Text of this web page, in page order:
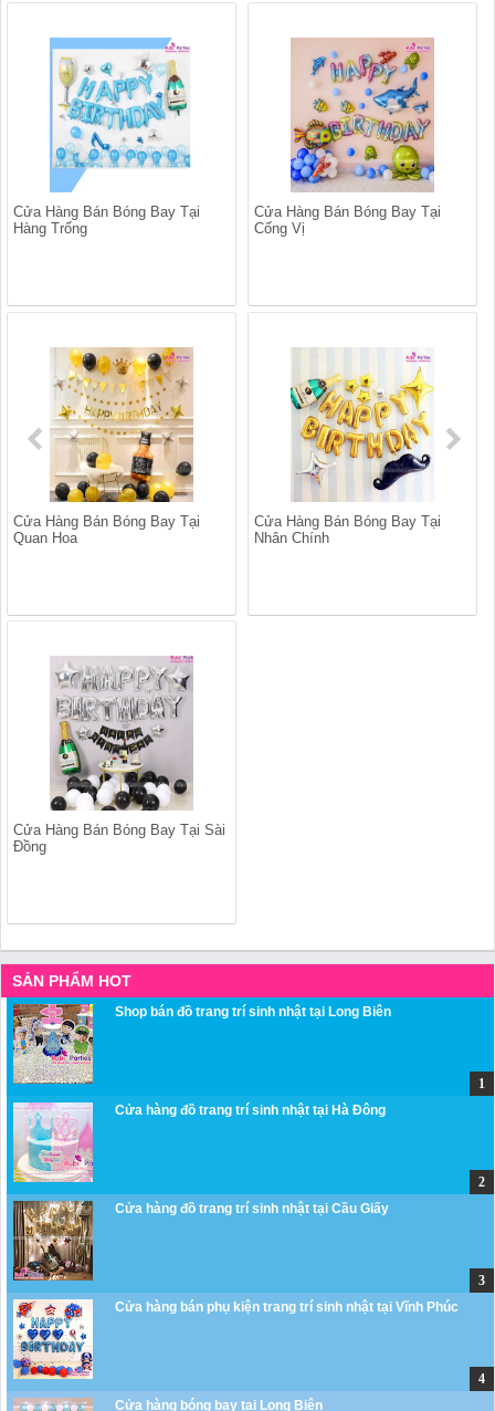
Cửa Hàng Bán Bóng Bay Tại
Hàng Trống
Cửa Hàng Bán Bóng Bay Tại
Cống Vị
Cửa Hàng Bán Bóng Bay Tại
Quan Hoa
Cửa Hàng Bán Bóng Bay Tại
Nhân Chính
Cửa Hàng Bán Bóng Bay Tại Sài
Đồng
SẢN PHẨM HOT
Shop bán đồ trang trí sinh nhật tại Long Biên
Cửa hàng đồ trang trí sinh nhật tại Hà Đông
Cửa hàng đồ trang trí sinh nhật tại Cầu Giấy
Cửa hàng bán phụ kiện trang trí sinh nhật tại Vĩnh Phúc
Cửa hàng bóng bay tại Long Biên